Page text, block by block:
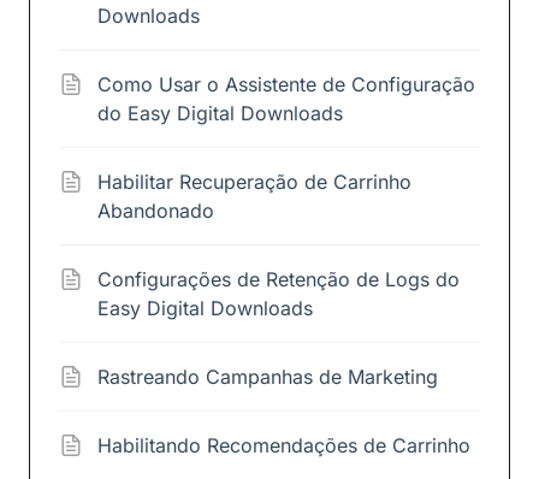
Downloads
Como Usar o Assistente de Configuração
do Easy Digital Downloads
Habilitar Recuperação de Carrinho
Abandonado
Configurações de Retenção de Logs do
Easy Digital Downloads
Rastreando Campanhas de Marketing
Habilitando Recomendações de Carrinho